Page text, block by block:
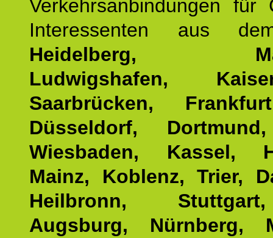
Verkehrsanbindungen für
Interessenten aus
Heidelberg,
Ludwigshafen,
Saarbrücken,
Düsseldorf,
Wiesbaden, Kassel,
Mainz, Koblenz, Trier,
Heilbronn,
Augsburg, Nürnberg,